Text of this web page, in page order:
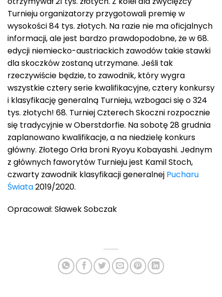
Turnieju organizatorzy przygotowali premię w
wysokości 84 tys. złotych. Na razie nie ma oficjalnych
informacji, ale jest bardzo prawdopodobne, że w 68.
edycji niemiecko-austriackich zawodów takie stawki
dla skoczków zostaną utrzymane. Jeśli tak
rzeczywiście będzie, to zawodnik, który wygra
wszystkie cztery serie kwalifikacyjne, cztery konkursy
i klasyfikację generalną Turnieju, wzbogaci się o 324
tys. złotych! 68. Turniej Czterech Skoczni rozpocznie
się tradycyjnie w Oberstdorfie. Na sobotę 28 grudnia
zaplanowano kwalifikacje, a na niedzielę konkurs
główny. Złotego Orła broni Ryoyu Kobayashi. Jednym
z głównych faworytów Turnieju jest Kamil Stoch,
czwarty zawodnik klasyfikacji generalnej Pucharu
Świata2019/2020.
Opracował: Sławek Sobczak